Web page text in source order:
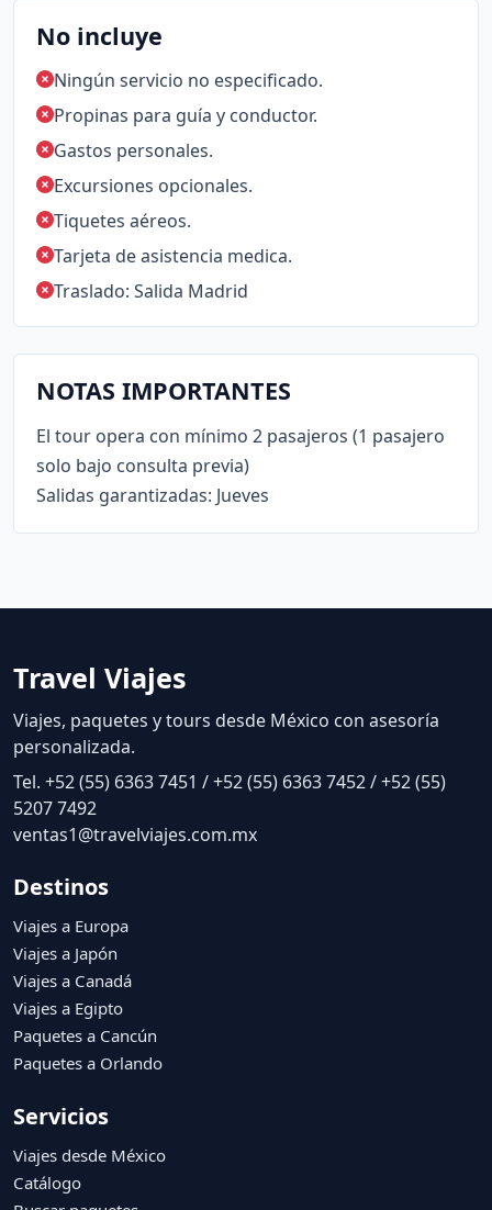
No incluye
Ningún servicio no especificado.
Propinas para guía y conductor.
Gastos personales.
Excursiones opcionales.
Tiquetes aéreos.
Tarjeta de asistencia medica.
Traslado: Salida Madrid
NOTAS IMPORTANTES
El tour opera con mínimo 2 pasajeros (1 pasajero
solo bajo consulta previa)
Salidas garantizadas: Jueves
Travel Viajes
Viajes, paquetes y tours desde México con asesoría
personalizada.
Tel. +52 (55) 6363 7451 / +52 (55) 6363 7452 / +52 (55)
5207 7492
ventas1@travelviajes.com.mx
Destinos
Viajes a Europa
Viajes a Japón
Viajes a Canadá
Viajes a Egipto
Paquetes a Cancún
Paquetes a Orlando
Servicios
Viajes desde México
Catálogo